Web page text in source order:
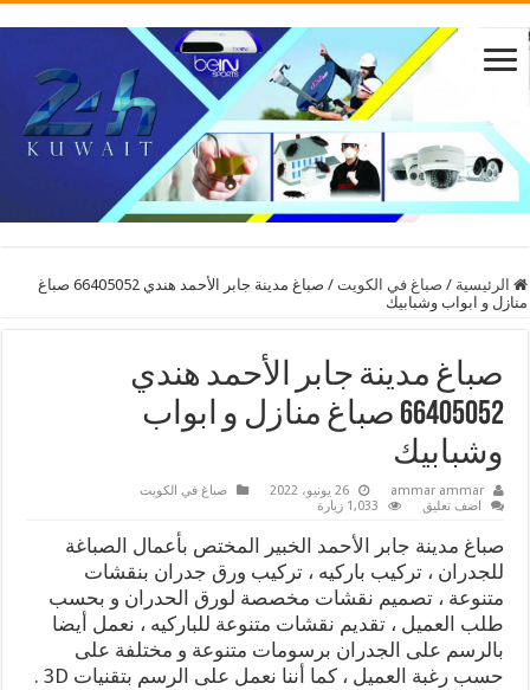
الرئيسية / صباغ في الكويت /
صباغ مدينة جابر الأحمد هندي 66405052 صباغ
منازل و ابواب وشبابيك
صباغ مدينة جابر الأحمد هندي
66405052 صباغ منازل و ابواب
وشبابيك
ammar ammar 26 يونيو، 2022
صباغ في الكويت
اضف تعليق
1,033 زيارة
صباغ مدينة جابر الأحمد الخبير المختص بأعمال الصباغة
للجدران ، تركيب باركيه ، تركيب ورق جدران بنقشات
متنوعة ، تصميم نقشات مخصصة لورق الحدران و بحسب
طلب العميل ، تقديم نقشات متنوعة للباركيه ، نعمل أيضا
بالرسم على الجدران برسومات متنوعة و مختلفة على
حسب رغبة العميل ، كما أننا نعمل على الرسم بتقنيات 3D .